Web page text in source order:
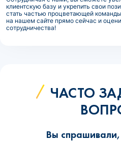
клиентскую базу и укрепить свои
стать частью процветающей
на нашем сайте прямо сейчас и
сотрудничества!
ЧАСТО
Вы